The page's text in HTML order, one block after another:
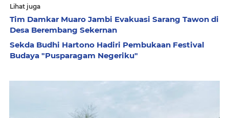
Lihat juga
Tim Damkar Muaro Jambi Evakuasi Sarang Tawon di
Desa Berembang Sekernan
Sekda Budhi Hartono Hadiri Pembukaan Festival
Budaya "Pusparagam Negeriku"